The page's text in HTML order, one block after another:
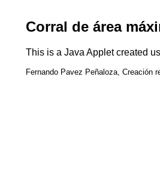
Corral de área
This is a Java Applet created
Fernando Pavez Peñaloza, Creación